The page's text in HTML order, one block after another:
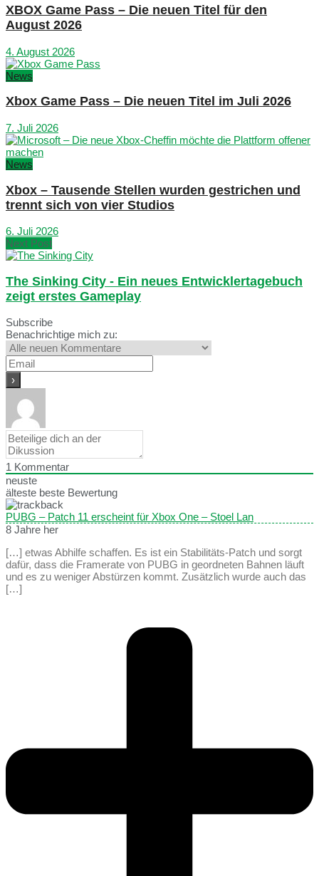
XBOX Game Pass – Die neuen Titel für den
August 2026
4. August 2026
News
Xbox Game Pass – Die neuen Titel im Juli 2026
7. Juli 2026
News
Xbox – Tausende Stellen wurden gestrichen und
trennt sich von vier Studios
6. Juli 2026
Next Post
The Sinking City - Ein neues Entwicklertagebuch
zeigt erstes Gameplay
Subscribe
Benachrichtige mich zu:
1 Kommentar
neuste
älteste beste Bewertung
PUBG – Patch 11 erscheint für Xbox One – Stoel Lan
8 Jahre her
[…] etwas Abhilfe schaffen. Es ist ein Stabilitäts-Patch und sorgt
dafür, dass die Framerate von PUBG in geordneten Bahnen läuft
und es zu weniger Abstürzen kommt. Zusätzlich wurde auch das
[…]